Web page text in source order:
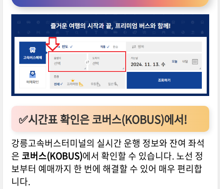
✅시간표 확인은 코버스(KOBUS)에서!
강릉고속버스터미널의 실시간 운행 정보와 잔여 좌석
은 코버스(KOBUS)에서 확인할 수 있습니다. 노선 정
보부터 예매까지 한 번에 해결할 수 있어 매우 편리합
니다.